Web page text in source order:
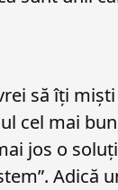
să îți
cel mai
jos o
Adică